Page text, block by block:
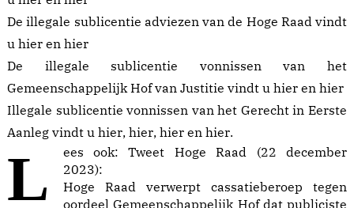
De illegale sublicentie adviezen van de Hoge Raad vindt
u hier en hier
De illegale sublicentie vonnissen van het
Gemeenschappelijk Hof van Justitie vindt u hier en hier
Illegale sublicentie vonnissen van het Gerecht in Eerste
Aanleg vindt u hier, hier, hier en hier.
Lees ook: Tweet Hoge Raad (22 december
2023):
Hoge Raad verwerpt cassatieberoep tegen
oordeel Gemeenschappelijk Hof dat publiciste